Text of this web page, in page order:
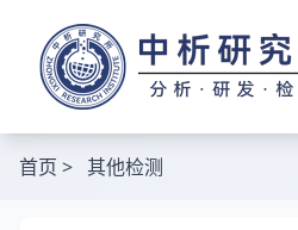
首页 > 其他检测